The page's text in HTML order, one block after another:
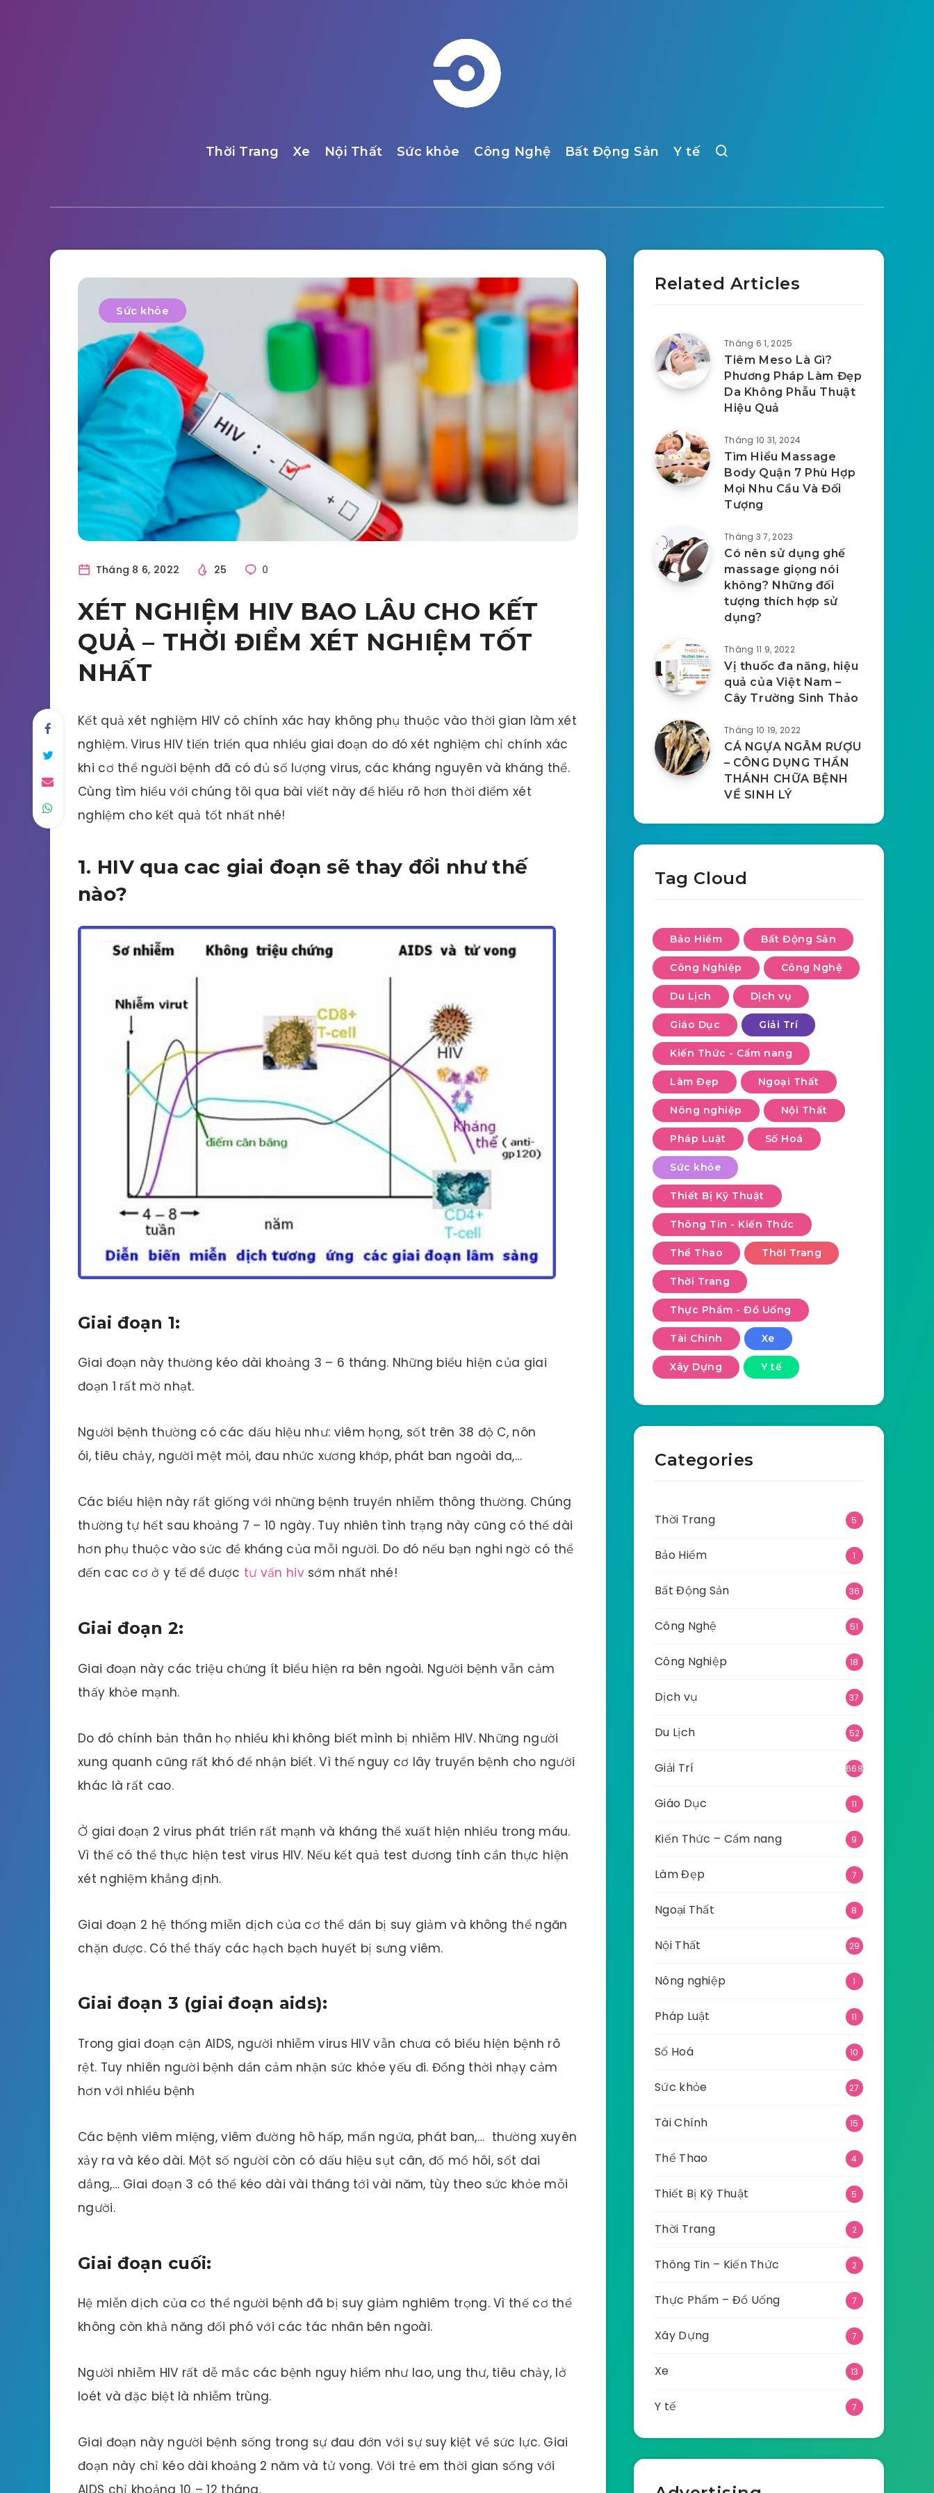
Thời Trang Xe Nội Thất Sức khỏe Công Nghệ Bất Động Sản Y tế
Sức khỏe
Tháng 8 6, 2022 25 0
XÉT NGHIỆM HIV BAO LÂU CHO KẾT
QUẢ – THỜI ĐIỂM XÉT NGHIỆM TỐT
NHẤT
Kết quả xét nghiệm HIV có chính xác hay không phụ thuộc vào thời gian làm xét
nghiệm. Virus HIV tiến triển qua nhiều giai đoạn do đó xét nghiệm chỉ chính xác
khi cơ thể người bệnh đã có đủ số lượng virus, các kháng nguyên và kháng thể.
Cùng tìm hiểu với chúng tôi qua bài viết này để hiểu rõ hơn thời điểm xét
nghiệm cho kết quả tốt nhất nhé!
1. HIV qua cac giai đoạn sẽ thay đổi như thế
nào?
Giai đoạn 1:
Giai đoạn này thường kéo dài khoảng 3 – 6 tháng. Những biểu hiện của giai
đoạn 1 rất mờ nhạt.
Người bệnh thường có các dấu hiệu như: viêm họng, sốt trên 38 độ C, nôn
ói, tiêu chảy, người mệt mỏi, đau nhức xương khớp, phát ban ngoài da,…
Các biểu hiện này rất giống với những bệnh truyền nhiễm thông thường. Chúng
thường tự hết sau khoảng 7 – 10 ngày. Tuy nhiên tình trạng này cũng có thể dài
hơn phụ thuộc vào sức đề kháng của mỗi người. Do đó nếu bạn nghi ngờ có thể
đến cac cơ ở y tế để được tư vấn hiv sớm nhất nhé!
Giai đoạn 2:
Giai đoạn này các triệu chứng ít biểu hiện ra bên ngoài. Người bệnh vẫn cảm
thấy khỏe mạnh.
Do đó chính bản thân họ nhiều khi không biết mình bị nhiễm HIV. Những người
xung quanh cũng rất khó để nhận biết. Vì thế nguy cơ lây truyền bệnh cho người
khác là rất cao.
Ở giai đoạn 2 virus phát triển rất mạnh và kháng thể xuất hiện nhiều trong máu.
Vì thế có thể thực hiện test virus HIV. Nếu kết quả test dương tính cần thực hiện
xét nghiệm khẳng định.
Giai đoạn 2 hệ thống miễn dịch của cơ thể dần bị suy giảm và không thể ngăn
chặn được. Có thể thấy các hạch bạch huyết bị sưng viêm.
Giai đoạn 3 (giai đoạn aids):
Trong giai đoạn cận AIDS, người nhiễm virus HIV vẫn chưa có biểu hiện bệnh rõ
rệt. Tuy nhiên người bệnh dần cảm nhận sức khỏe yếu đi. Đồng thời nhạy cảm
hơn với nhiều bệnh
Các bệnh viêm miệng, viêm đường hô hấp, mẩn ngứa, phát ban,… thường xuyên
xảy ra và kéo dài. Một số người còn có dấu hiệu sụt cân, đổ mồ hôi, sốt dai
dẳng,… Giai đoạn 3 có thể kéo dài vài tháng tới vài năm, tùy theo sức khỏe mỗi
người.
Giai đoạn cuối:
Hệ miễn dịch của cơ thể người bệnh đã bị suy giảm nghiêm trọng. Vì thế cơ thể
không còn khả năng đối phó với các tác nhân bên ngoài.
Người nhiễm HIV rất dễ mắc các bệnh nguy hiểm như lao, ung thư, tiêu chảy, lở
loét và đặc biệt là nhiễm trùng.
Giai đoạn này người bệnh sống trong sự đau đớn với sự suy kiệt về sức lực. Giai
đoạn này chỉ kéo dài khoảng 2 năm và tử vong. Với trẻ em thời gian sống với
AIDS chỉ khoảng 10 – 12 tháng.
Related Articles
Tháng 6 1, 2025
Tiêm Meso Là Gì?
Phương Pháp Làm Đẹp
Da Không Phẫu Thuật
Hiệu Quả
Tháng 10 31, 2024
Tìm Hiểu Massage
Body Quận 7 Phù Hợp
Mọi Nhu Cầu Và Đối
Tượng
Tháng 3 7, 2023
Có nên sử dụng ghế
massage giọng nói
không? Những đối
tượng thích hợp sử
dụng?
Tháng 11 9, 2022
Vị thuốc đa năng, hiệu
quả của Việt Nam –
Cây Trường Sinh Thảo
Tháng 10 19, 2022
CÁ NGỰA NGÂM RƯỢU
– CÔNG DỤNG THẦN
THÁNH CHỮA BỆNH
VỀ SINH LÝ
Tag Cloud
Bảo Hiểm Bất Động Sản
Công Nghiệp Công Nghệ
Du Lịch Dịch vụ
Giáo Dục Giải Trí
Kiến Thức - Cẩm nang
Làm Đẹp Ngoại Thất
Nông nghiệp Nội Thất
Pháp Luật Số Hoá
Sức khỏe
Thiết Bị Kỹ Thuật
Thông Tin - Kiến Thức
Thể Thao Thời Trang
Thời Trang
Thực Phẩm - Đồ Uống
Tài Chính Xe
Xây Dựng Y tế
Categories
Thời Trang 5
Bảo Hiểm 1
Bất Động Sản 36
Công Nghệ 51
Công Nghiệp 18
Dịch vụ 37
Du Lịch 52
Giải Trí 668
Giáo Dục 11
Kiến Thức – Cẩm nang 9
Làm Đẹp 7
Ngoại Thất 8
Nội Thất 29
Nông nghiệp 1
Pháp Luật 11
Số Hoá 10
Sức khỏe 27
Tài Chính 15
Thể Thao 4
Thiết Bị Kỹ Thuật 5
Thời Trang 2
Thông Tin – Kiến Thức 2
Thực Phẩm – Đồ Uống 7
Xây Dựng 7
Xe 13
Y tế 7